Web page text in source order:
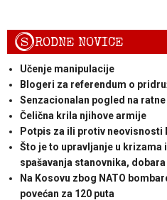
SRODNE NOVICE
Učenje manipulacije
Blogeri za referendum o
Senzacionalan pogled na
Čelična krila njihove armije
Potpis za ili protiv neovisnosti
Što je to upravljanje u krizama
spašavanja stanovnika,
Na Kosovu zbog NATO
povećan za 120 puta